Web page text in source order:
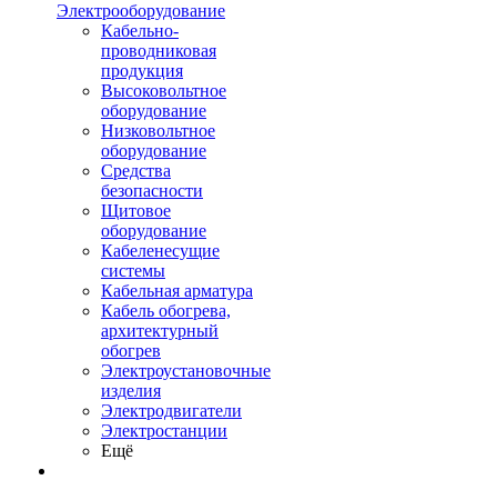
Электрооборудование
Кабельно-
проводниковая
продукция
Высоковольтное
оборудование
Низковольтное
оборудование
Средства
безопасности
Щитовое
оборудование
Кабеленесущие
системы
Кабельная арматура
Кабель обогрева,
архитектурный
обогрев
Электроустановочные
изделия
Электродвигатели
Электростанции
Ещё